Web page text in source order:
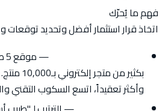
فهم ما يُحرّك
اتخاذ قرار استثمار أفضل وتحديد توقعات
بكثير من
وأكثر تعقيداً، اتسع السكوب التقني